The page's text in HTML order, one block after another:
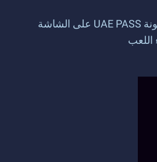
انقر على أيقونة UAE PASS على الشاشة
اللعب